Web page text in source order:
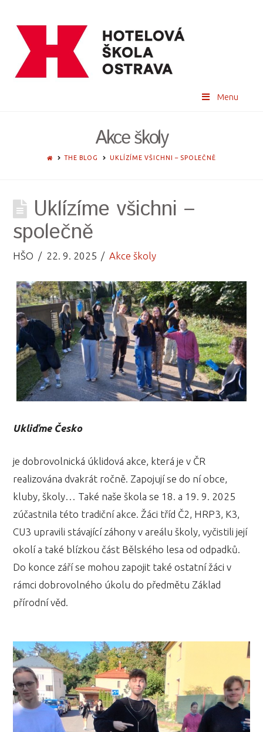
Menu
Akce školy
HOMETHE BLOG UKLÍZÍME VŠICHNI – SPOLEČNĚ
Uklízíme všichni –
společně
HŠO 22. 9. 2025 Akce školy
Ukliďme Česko
je dobrovolnická úklidová akce, která je v ČR
realizována dvakrát ročně. Zapojují se do ní obce,
kluby, školy… Také naše škola se 18. a 19. 9. 2025
zúčastnila této tradiční akce. Žáci tříd Č2, HRP3, K3,
CU3 upravili stávající záhony v areálu školy, vyčistili její
okolí a také blízkou část Bělského lesa od odpadků.
Do konce září se mohou zapojit také ostatní žáci v
rámci dobrovolného úkolu do předmětu Základ
přírodní věd.